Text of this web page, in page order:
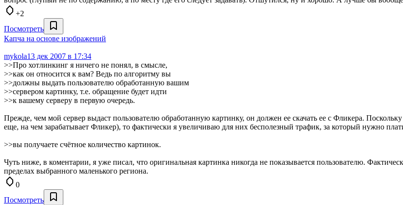
+2
Посмотреть
Капча на основе изображений
mykola13 дек 2007 в 17:34
>>Про хотлинкинг я ничего не понял, в смысле,
>>как он относится к вам? Ведь по алгоритму вы
>>должны выдать пользователю обработанную вашим
>>сервером картинку, т.е. обращение будет идти
>>к вашему серверу в первую очередь.
Прежде, чем мой сервер выдаст пользователю обработанную картинку, он должен ее скачать ее с Фликера.
еще, на чем зарабатывает Фликер), то фактически я увеличиваю для них бесполезный трафик, за который нужно
>>вы получаете счётное количество картинок.
Чуть ниже, в коментарии, я уже писал, что оригинальная картинка никогда не показывается пользователю.
пределах выбранного маленького региона.
0
Посмотреть